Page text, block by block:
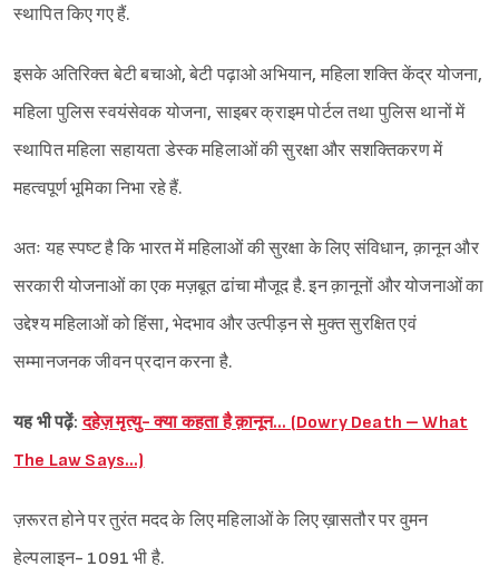
स्थापित किए गए हैं.
इसके अतिरिक्त बेटी बचाओ, बेटी पढ़ाओ अभियान, महिला शक्ति केंद्र योजना,
महिला पुलिस स्वयंसेवक योजना, साइबर क्राइम पोर्टल तथा पुलिस थानों में
स्थापित महिला सहायता डेस्क महिलाओं की सुरक्षा और सशक्तिकरण में
महत्वपूर्ण भूमिका निभा रहे हैं.
अतः यह स्पष्ट है कि भारत में महिलाओं की सुरक्षा के लिए संविधान, क़ानून और
सरकारी योजनाओं का एक मज़बूत ढांचा मौजूद है. इन क़ानूनों और योजनाओं का
उद्देश्य महिलाओं को हिंसा, भेदभाव और उत्पीड़न से मुक्त सुरक्षित एवं
सम्मानजनक जीवन प्रदान करना है.
यह भी पढ़ें:दहेज़ मृत्यु- क्या कहता है क़ानून… (Dowry Death – What
The Law Says…)
ज़रूरत होने पर तुरंत मदद के लिए महिलाओं के लिए ख़ासतौर पर वुमन
हेल्पलाइन- 1091 भी है.